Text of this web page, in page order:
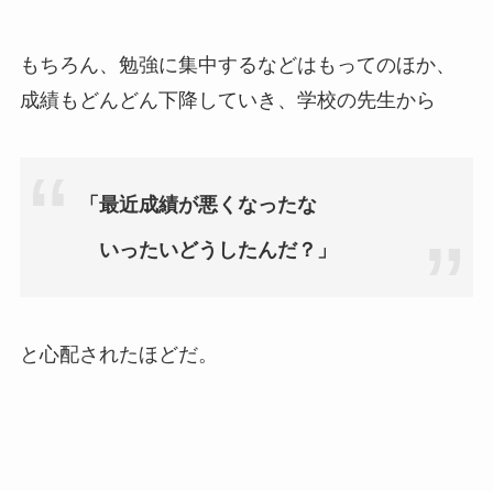
もちろん、勉強に集中するなどはもってのほか、
成績もどんどん下降していき、学校の先生から
「最近成績が悪くなったな
いったいどうしたんだ？」
と心配されたほどだ。